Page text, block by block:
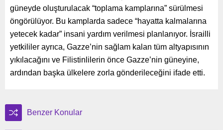
güneyde oluşturulacak “toplama kamplarına” sürülmesi
öngörülüyor. Bu kamplarda sadece “hayatta kalmalarına
yetecek kadar” insani yardım verilmesi planlanıyor. İsrailli
yetkililer ayrıca, Gazze’nin sağlam kalan tüm altyapısının
yıkılacağını ve Filistinlilerin önce Gazze’nin güneyine,
ardından başka ülkelere zorla gönderileceğini ifade etti.
Benzer Konular